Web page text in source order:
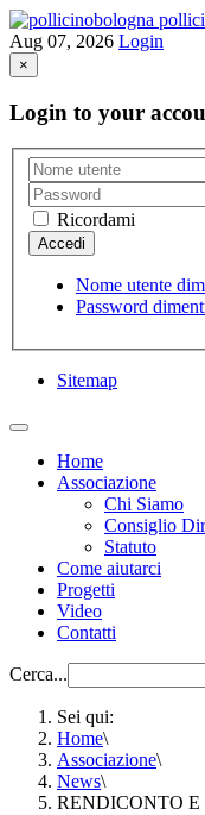
Aug 07, 2026 Login
×
Login to your
Ricordami
Nome utente
Password
Sitemap
Home
Associazione
Chi Siamo
Consiglio
Statuto
Come aiutarci
Progetti
Video
Contatti
Cerca...
Sei qui:
Home\
Associazione\
News\
RENDICONTO